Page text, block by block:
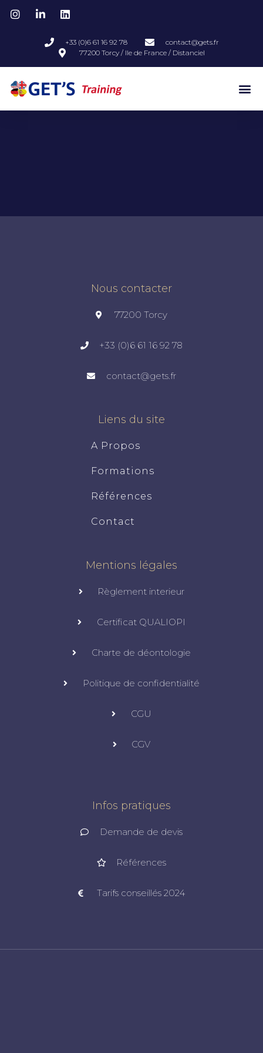
+33 (0)6 61 16 92 78
contact@gets.fr
77200 Torcy / Ile de France / Distanciel
Nous contacter
77200 Torcy
+33 (0)6 61 16 92 78
contact@gets.fr
Liens du site
A Propos
Formations
Références
Contact
Mentions légales
Règlement interieur
Certificat QUALIOPI
Charte de déontologie
Politique de confidentialité
CGU
CGV
Infos pratiques
Demande de devis
Références
Tarifs conseillés 2024